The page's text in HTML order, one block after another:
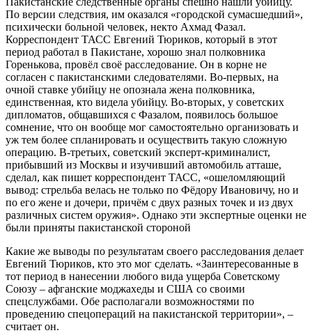
По версии следствия, им оказался «городской сумасшедший»,
психически больной человек, некто Ахмад Фазал.
Корреспондент ТАСС Евгений Тюриков, который в этот
период работал в Пакистане, хорошо знал полковника
Горенькова, провёл своё расследование. Он в корне не
согласен с пакистанскими следователями. Во-первых, на
очной ставке убийцу не опознала жена полковника,
единственная, кто видела убийцу. Во-вторых, у советских
дипломатов, общавшихся с Фазалом, появилось большое
сомнение, что он вообще мог самостоятельно организовать и
уж тем более спланировать и осуществить такую сложную
операцию. В-третьих, советский эксперт-криминалист,
прибывший из Москвы и изучивший автомобиль атташе,
сделал, как пишет корреспондент ТАСС, «ошеломляющий
вывод: стрельба велась не только по Фёдору Ивановичу, но и
по его жене и дочери, причём с двух разных точек и из двух
различных систем оружия». Однако эти экспертные оценки не
были приняты пакистанской стороной
Какие же выводы по результатам своего расследования делает
Евгений Тюриков, кто это мог сделать. «Заинтересованные в
тот период в нанесении любого вида ущерба Советскому
Союзу – афганские моджахеды и США со своими
спецслужбами. Обе располагали возможностями по
проведению спецопераций на пакистанской территории», –
считает он.